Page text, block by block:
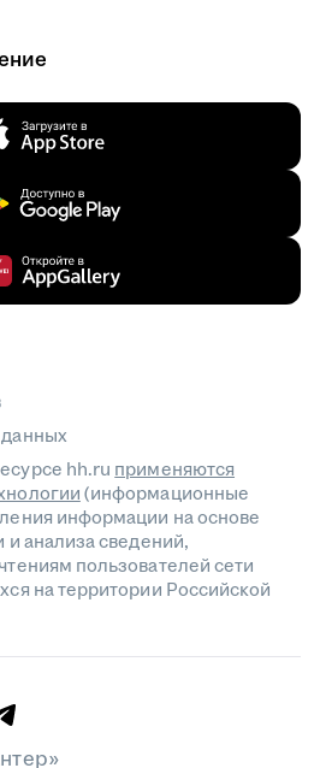
hh.ru применяются
(информационные
информации на основе
и анализа сведений,
пользователей сети
на территории Российской